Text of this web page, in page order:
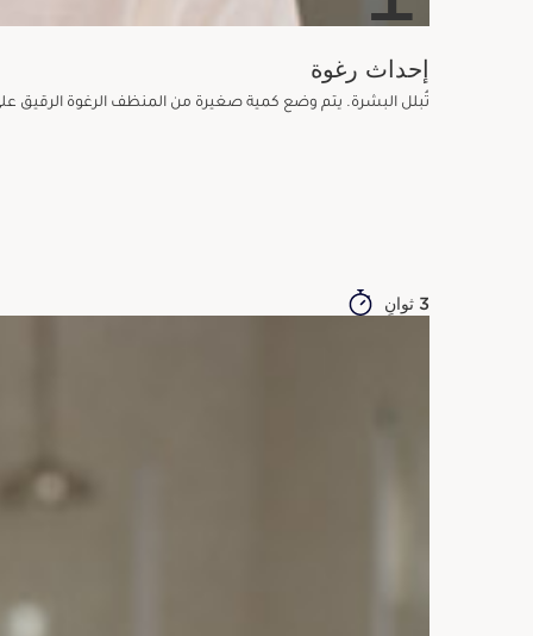
إحداث رغوة
تُبلل البشرة. يتم وضع كمية صغيرة من المنظف الرغوة الرقيق
3 ثوانٍ